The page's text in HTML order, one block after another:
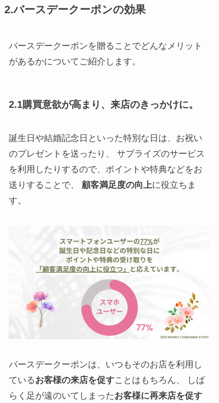
2.バースデークーポンの効果
バースデークーポンを贈ることでどんなメリット
があるかについてご紹介します。
2.1購買意欲が高まり、来店のきっかけに。
誕生日や結婚記念日といった特別な日は、お祝い
のプレゼントを送ったり、 サプライズのサービス
を利用したりするので、ポイントや特典などをお
送りすることで、 顧客満足度の向上に役立ちま
す。
バースデークーポンは、いつもそのお店を利用し
ているお客様の来店を促すことはもちろん、 しば
らく足が遠のいてしまったお客様に再来店を促す